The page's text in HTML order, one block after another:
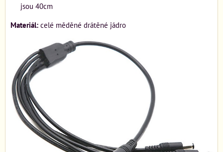
jsou 40cm
Materiál: celé měděné drátěné jádro